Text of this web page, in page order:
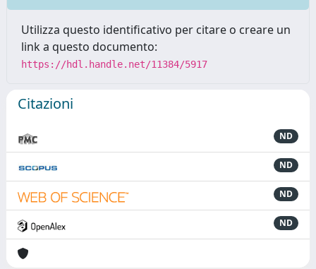
Utilizza questo identificativo per citare o creare un
link a questo documento:
https://hdl.handle.net/11384/5917
Citazioni
ND
ND
ND
ND